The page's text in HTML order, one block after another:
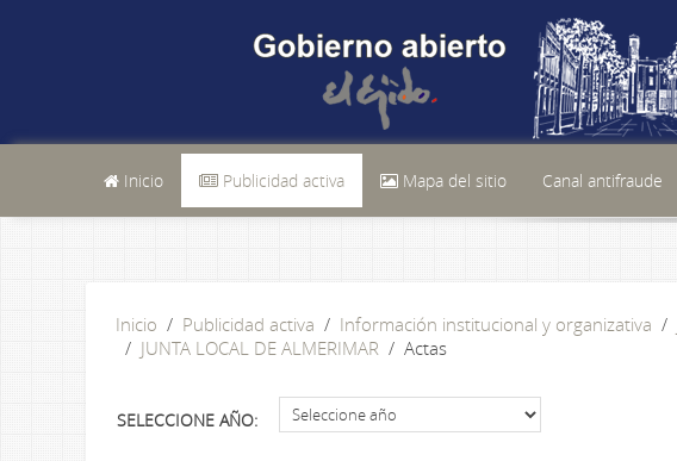
Inicio Publicidad activa Mapa del sitio Canal antifraude
Inicio Publicidad activa Información institucional y organizativa
JUNTA LOCAL DE ALMERIMAR
Actas
SELECCIONE AÑO: